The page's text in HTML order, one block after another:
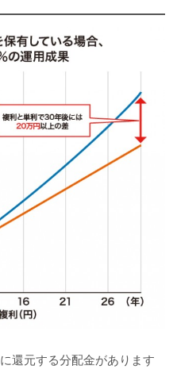
還元する分配金があります